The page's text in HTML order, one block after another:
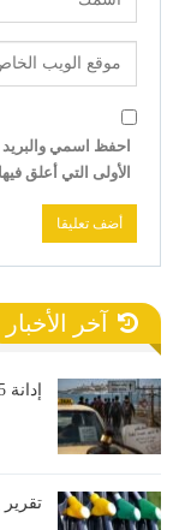
احفظ اسمي والبريد
الأولى التي أعلق
آخر الأخبار
إدانة 5 سائقين بعد أحداث الهجرة الجماعية